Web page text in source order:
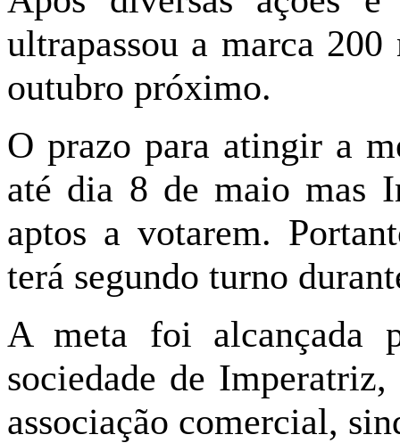
ultrapassou a marca
outubro próximo.
O prazo para atingir a
até dia 8 de maio mas
aptos a votarem.
terá segundo turno
A meta foi alcançada
sociedade de
associação comercial,